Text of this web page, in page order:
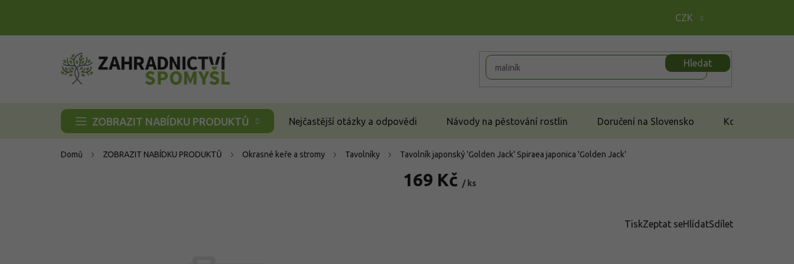
CZK
Hledat
ZOBRAZIT NABÍDKU PRODUKTŮ Nejčastější otázky a odpovědi Návody na pěstování rostlin Doručení na Slovensko Kontakt
Domů ZOBRAZIT NABÍDKU PRODUKTŮ Okrasné keře a stromy Tavolníky Tavolník japonský 'Golden Jack' Spiraea japonica 'Golden Jack'
169 Kč / ks
TiskZeptat seHlídatSdílet